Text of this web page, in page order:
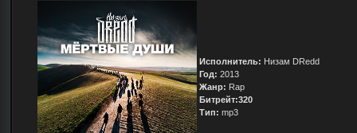
Исполнитель: Низам DRedd
Год: 2013
Жанр: Rap
Битрейт:320
Тип: mp3